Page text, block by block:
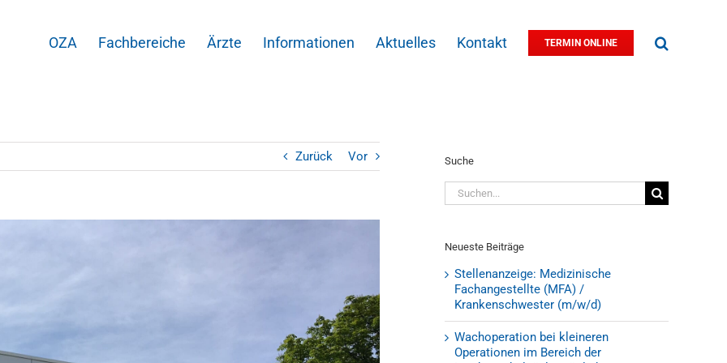
OZA Fachbereiche Ärzte Informationen Aktuelles Kontakt TERMIN ONLINE
Zurück Vor Suche
Suche
nach:
Neueste Beiträge
Stellenanzeige: Medizinische
Fachangestellte (MFA) /
Krankenschwester (m/w/d)
Wachoperation bei kleineren
Operationen im Bereich der